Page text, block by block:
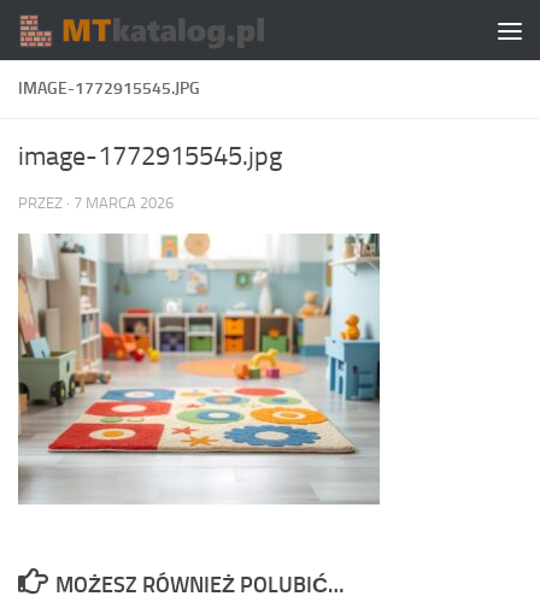
Skip to content
IMAGE-1772915545.JPG
image-1772915545.jpg
PRZEZ · 7 MARCA 2026
MOŻESZ RÓWNIEŻ POLUBIĆ…